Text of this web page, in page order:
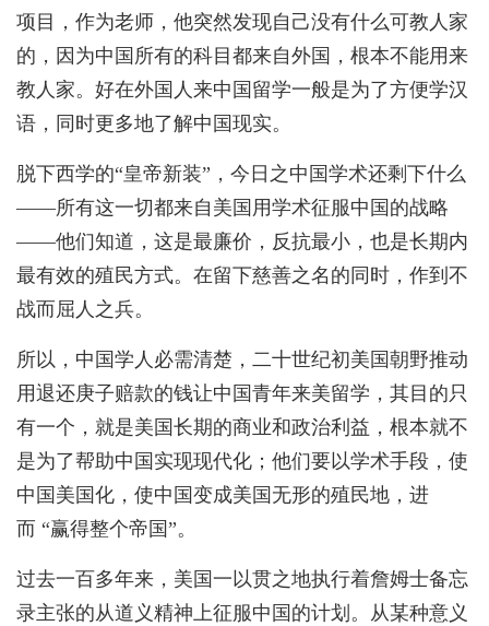
项目，作为老师，他突然发现自己没有什么可教人家
的，因为中国所有的科目都来自外国，根本不能用来
教人家。好在外国人来中国留学一般是为了方便学汉
语，同时更多地了解中国现实。
脱下西学的“皇帝新装”，今日之中国学术还剩下什么
——所有这一切都来自美国用学术征服中国的战略
——他们知道，这是最廉价，反抗最小，也是长期内
最有效的殖民方式。在留下慈善之名的同时，作到不
战而屈人之兵。
所以，中国学人必需清楚，二十世纪初美国朝野推动
用退还庚子赔款的钱让中国青年来美留学，其目的只
有一个，就是美国长期的商业和政治利益，根本就不
是为了帮助中国实现现代化；他们要以学术手段，使
中国美国化，使中国变成美国无形的殖民地，进
而 “赢得整个帝国”。
过去一百多年来，美国一以贯之地执行着詹姆士备忘
录主张的从道义精神上征服中国的计划。从某种意义